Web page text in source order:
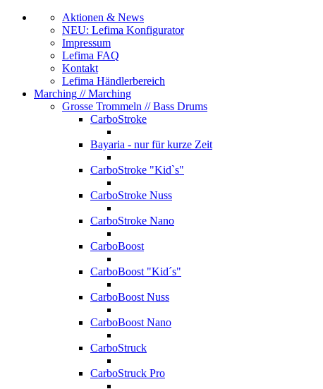
Aktionen & News
NEU: Lefima Konfigurator
Impressum
Lefima FAQ
Kontakt
Lefima Händlerbereich
Marching // Marching
Grosse Trommeln // Bass Drums
CarboStroke
Bayaria - nur für kurze Zeit
CarboStroke "Kid`s"
CarboStroke Nuss
CarboStroke Nano
CarboBoost
CarboBoost "Kid´s"
CarboBoost Nuss
CarboBoost Nano
CarboStruck
CarboStruck Pro